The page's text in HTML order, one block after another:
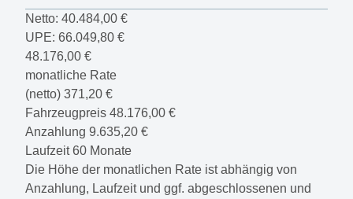
Netto: 40.484,00 €
UPE: 66.049,80 €
48.176,00 €
monatliche Rate
(netto) 371,20 €
Fahrzeugpreis 48.176,00 €
Anzahlung 9.635,20 €
Laufzeit60 Monate
Die Höhe der monatlichen Rate ist abhängig von
Anzahlung, Laufzeit und ggf. abgeschlossenen und